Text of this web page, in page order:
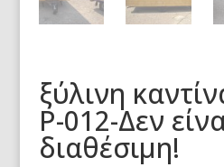
ξύλινη
Ρ-012-Δεν
διαθέσιμη!